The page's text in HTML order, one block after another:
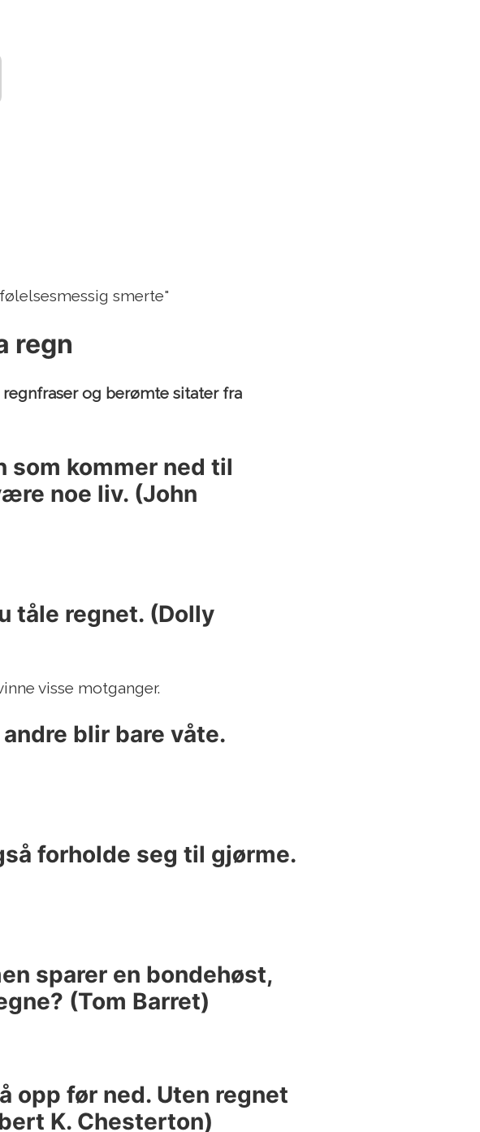
smerte"
regn
og berømte sitater fra
som kommer ned til
noe liv. (John
tåle regnet. (Dolly
visse motganger.
blir bare våte.
forholde seg til gjørme.
sparer en bondehøst,
(Tom Barret)
opp før ned. Uten regnet
K. Chesterton)